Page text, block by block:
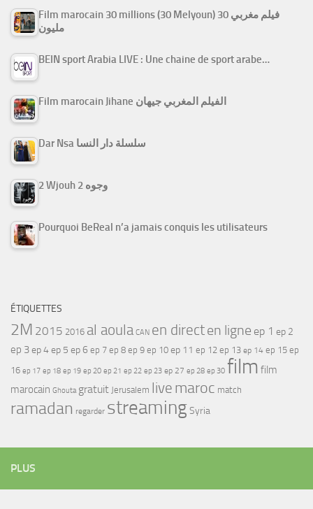
Film marocain 30 millions (30 Melyoun) فيلم مغربي 30
مليون
BEIN sport Arabia LIVE : Une chaine de sport arabe…
Film marocain Jihane الفيلم المغربي جيهان
Dar Nsa سلسلة دار النسا
2 Wjouh 2 وجوه
Pourquoi BeReal n’a jamais conquis les utilisateurs
ÉTIQUETTES
2M 2015 2016 al aoula CAN en directen ligne ep 1 ep 2
ep 3ep 4ep 5 ep 6 ep 7 ep 8 ep 9 ep 10 ep 11 ep 12 ep 13 ep 14 ep 15 ep
16 ep 17 ep 18 ep 19 ep 20 ep 21 ep 22 ep 23 ep 27 ep 28 ep 30 film film
marocain Ghouta gratuit Jerusalem live maroc match
ramadan regarder streamingSyria
PLUS